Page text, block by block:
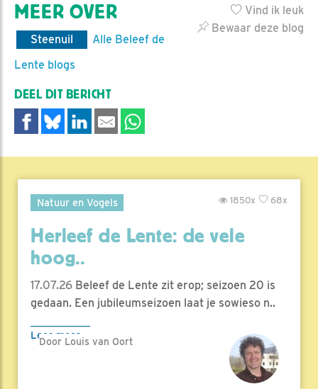
Vind ik leuk
Bewaar deze blog
MEER OVER
Steenuil
Alle Beleef de
Lente blogs
DEEL DIT BERICHT
Natuur en Vogels 68x
1850x
Herleef de Lente: de vele
hoog..
17.07.26 Beleef de Lente zit erop; seizoen 20 is
gedaan. Een jubileumseizoen laat je sowieso n..
Lees meer
Door Louis van Oort